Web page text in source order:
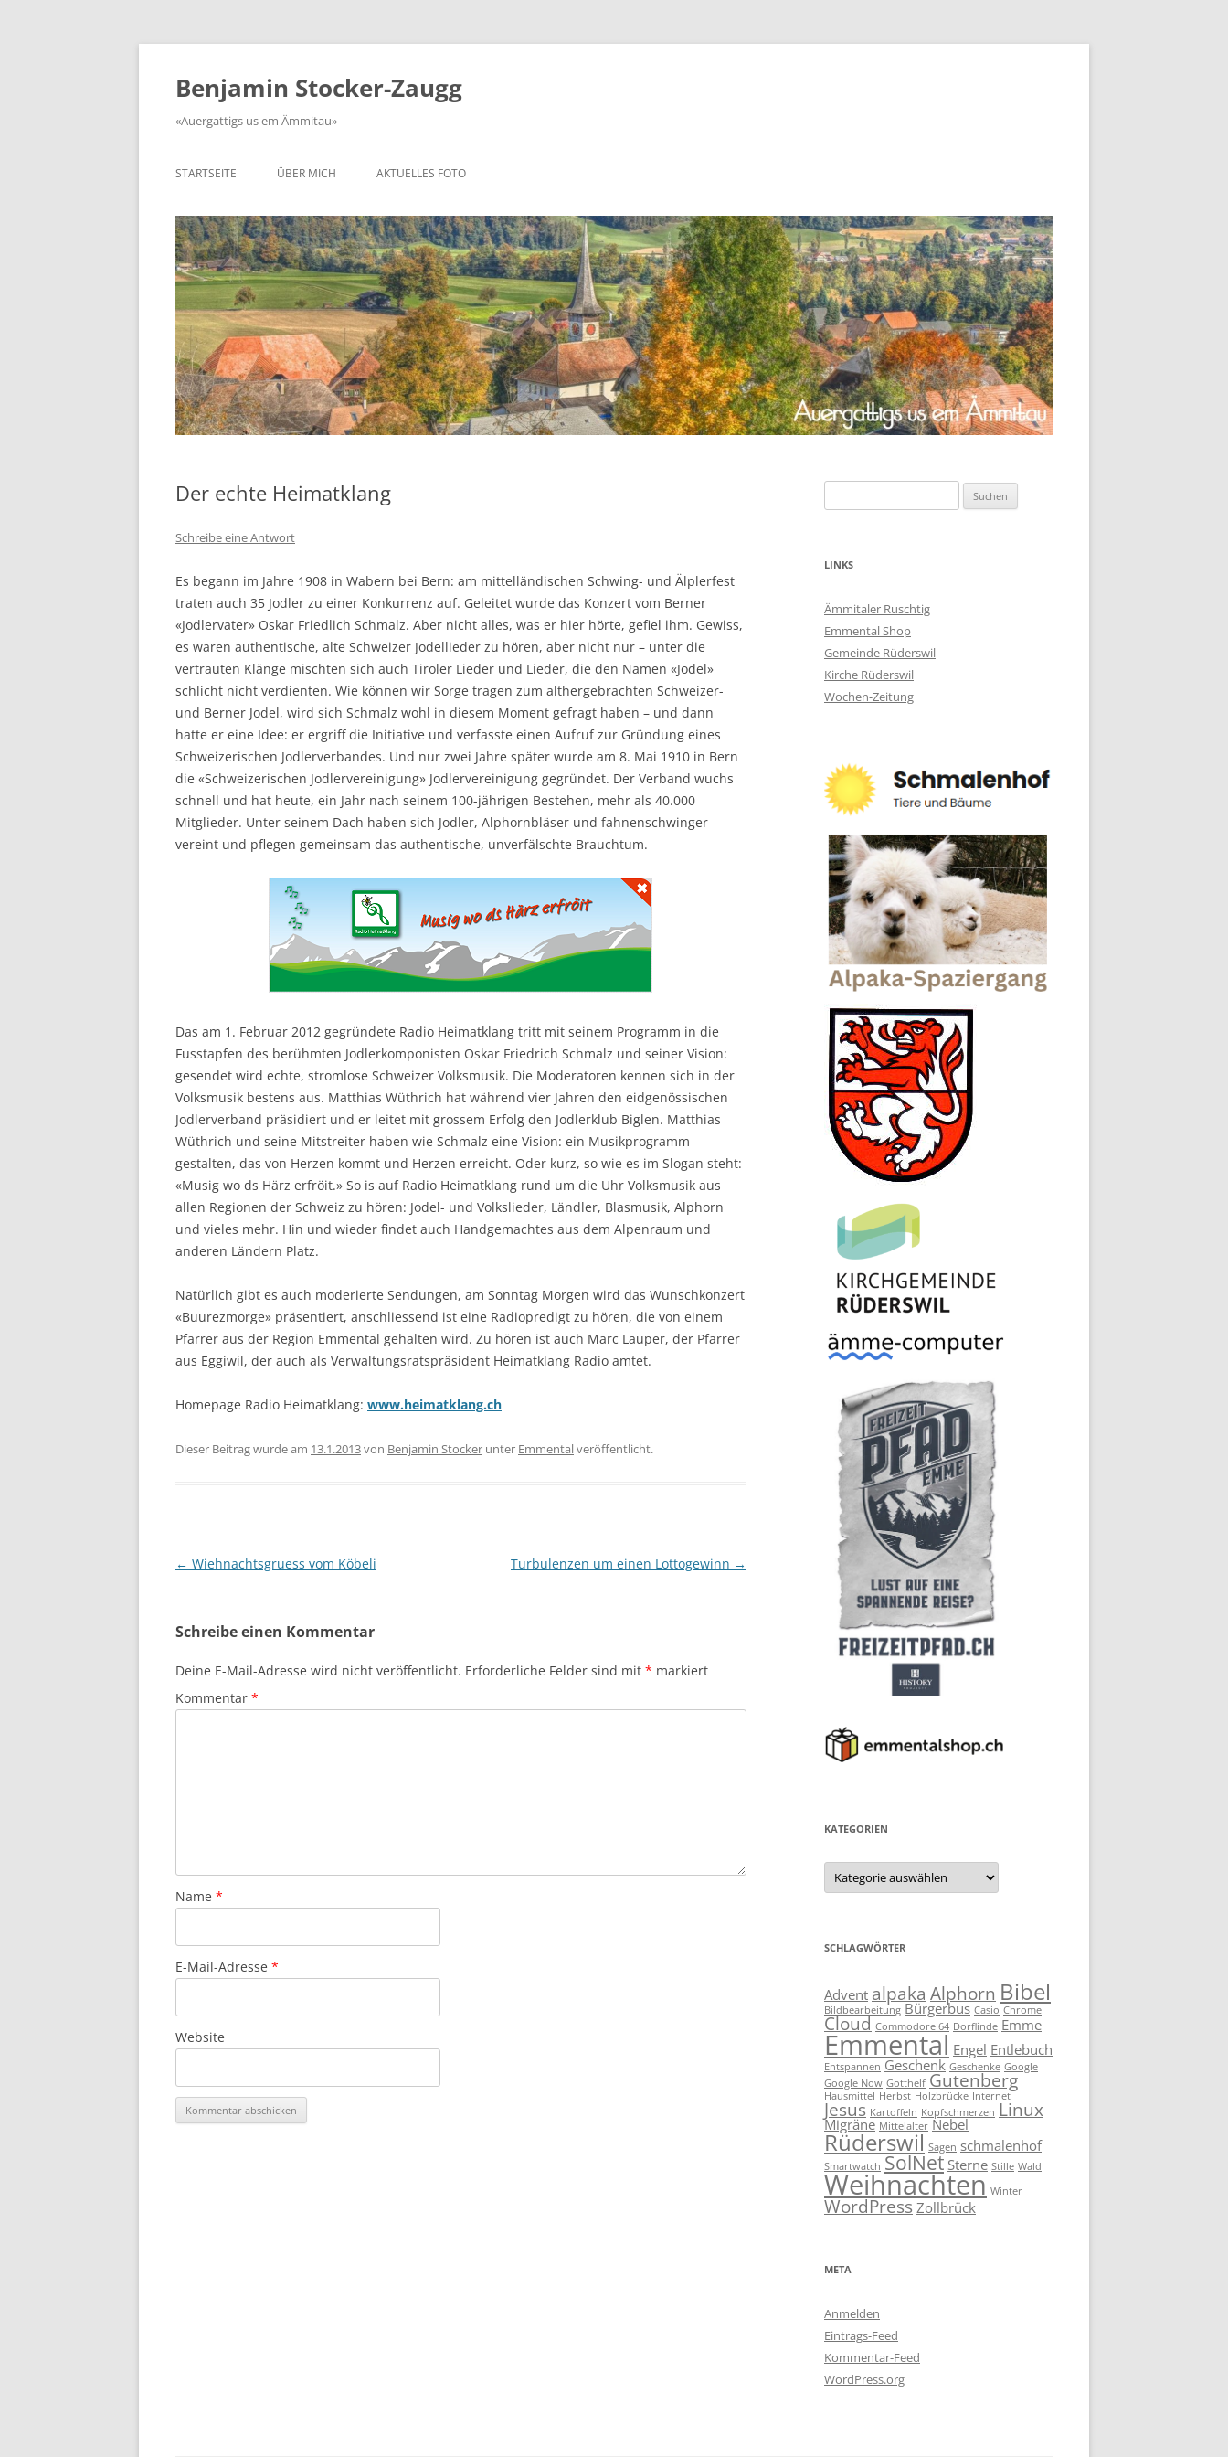
Zum
springen
Benjamin Stocker-Zaugg
«Auergattigs us em Ämmitau»
STARTSEITE ÜBER MICH AKTUELLES FOTO
Der echte Heimatklang
Schreibe eine Antwort
Es begann im Jahre 1908 in Wabern bei Bern: am mittelländischen Schwing- und Älplerfest
traten auch 35 Jodler zu einer Konkurrenz auf. Geleitet wurde das Konzert vom Berner
«Jodlervater» Oskar Friedlich Schmalz. Aber nicht alles, was er hier hörte, gefiel ihm. Gewiss,
es waren authentische, alte Schweizer Jodellieder zu hören, aber nicht nur – unter die
vertrauten Klänge mischten sich auch Tiroler Lieder und Lieder, die den Namen «Jodel»
schlicht nicht verdienten. Wie können wir Sorge tragen zum althergebrachten Schweizer-
und Berner Jodel, wird sich Schmalz wohl in diesem Moment gefragt haben – und dann
hatte er eine Idee: er ergriff die Initiative und verfasste einen Aufruf zur Gründung eines
Schweizerischen Jodlerverbandes. Und nur zwei Jahre später wurde am 8. Mai 1910 in Bern
die «Schweizerischen Jodlervereinigung» Jodlervereinigung gegründet. Der Verband wuchs
schnell und hat heute, ein Jahr nach seinem 100-jährigen Bestehen, mehr als 40.000
Mitglieder. Unter seinem Dach haben sich Jodler, Alphornbläser und fahnenschwinger
vereint und pflegen gemeinsam das authentische, unverfälschte Brauchtum.
Das am 1. Februar 2012 gegründete Radio Heimatklang tritt mit seinem Programm in die
Fusstapfen des berühmten Jodlerkomponisten Oskar Friedrich Schmalz und seiner Vision:
gesendet wird echte, stromlose Schweizer Volksmusik. Die Moderatoren kennen sich in der
Volksmusik bestens aus. Matthias Wüthrich hat während vier Jahren den eidgenössischen
Jodlerverband präsidiert und er leitet mit grossem Erfolg den Jodlerklub Biglen. Matthias
Wüthrich und seine Mitstreiter haben wie Schmalz eine Vision: ein Musikprogramm
gestalten, das von Herzen kommt und Herzen erreicht. Oder kurz, so wie es im Slogan steht:
«Musig wo ds Härz erfröit.» So is auf Radio Heimatklang rund um die Uhr Volksmusik aus
allen Regionen der Schweiz zu hören: Jodel- und Volkslieder, Ländler, Blasmusik, Alphorn
und vieles mehr. Hin und wieder findet auch Handgemachtes aus dem Alpenraum und
anderen Ländern Platz.
Natürlich gibt es auch moderierte Sendungen, am Sonntag Morgen wird das Wunschkonzert
«Buurezmorge» präsentiert, anschliessend ist eine Radiopredigt zu hören, die von einem
Pfarrer aus der Region Emmental gehalten wird. Zu hören ist auch Marc Lauper, der Pfarrer
aus Eggiwil, der auch als Verwaltungsratspräsident Heimatklang Radio amtet.
Homepage Radio Heimatklang: www.heimatklang.ch
Dieser Beitrag wurde am 13.1.2013von Benjamin Stocker unter Emmentalveröffentlicht.
Beitragsnavigation
← Wiehnachtsgruess vom Köbeli Turbulenzen um einen Lottogewinn →
Schreibe einen Kommentar
Deine E-Mail-Adresse wird nicht veröffentlicht. Erforderliche Felder sind mit * markiert
Kommentar *
Name *
E-Mail-Adresse *
Website
nach:
LINKS
Ämmitaler Ruschtig
Emmental Shop
Gemeinde Rüderswil
Kirche Rüderswil
Wochen-Zeitung
KATEGORIEN
Kategorien
SCHLAGWÖRTER
Advent alpaka Alphorn Bibel
Bildbearbeitung Bürgerbus Casio Chrome
Cloud Commodore 64 Dorflinde Emme
Emmental Engel Entlebuch
Entspannen Geschenk Geschenke Google
Google Now Gotthelf Gutenberg
Hausmittel Herbst Holzbrücke Internet
Jesus Kartoffeln Kopfschmerzen Linux
Migräne Mittelalter Nebel
Rüderswil Sagen schmalenhof
Smartwatch SolNet Sterne Stille Wald
Weihnachten Winter
WordPress Zollbrück
META
Anmelden
Eintrags-Feed
Kommentar-Feed
WordPress.org